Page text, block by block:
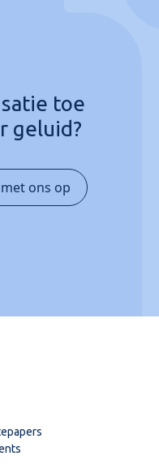
toe
geluid?
ons op